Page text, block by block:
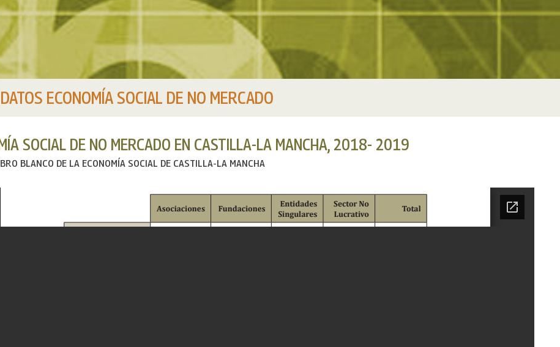
DATOS ECONOMÍA SOCIAL DE NO MERCADO
SOCIAL DE NO MERCADO EN CASTILLA-LA MANCHA, 2018- 2019
BLANCO DE LA ECONOMÍA SOCIAL DE CASTILLA-LA MANCHA